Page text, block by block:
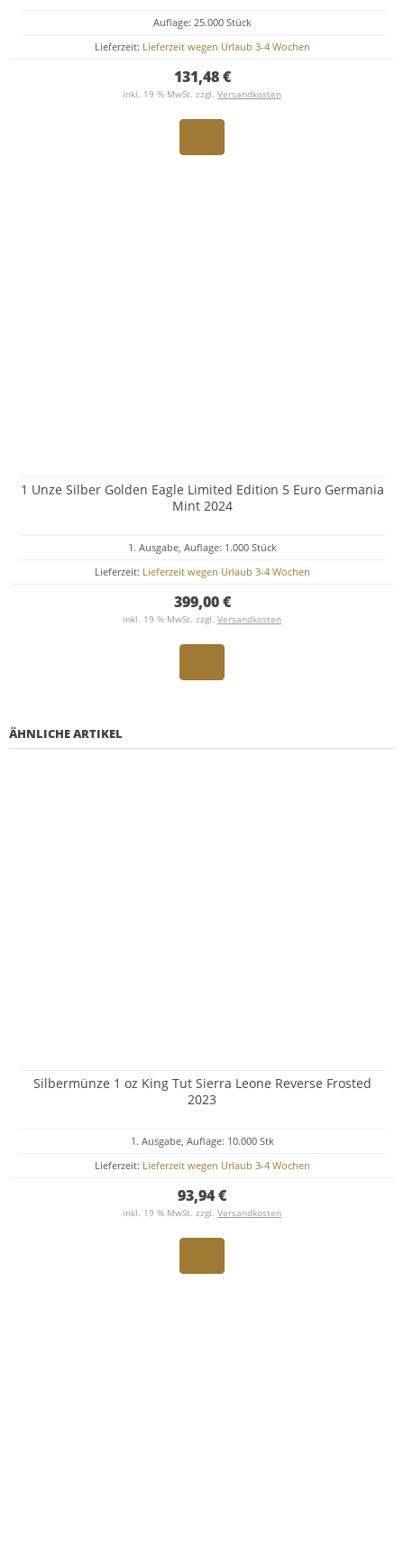
Auflage: 25.000 Stück
Lieferzeit: Lieferzeit wegen Urlaub 3-4 Wochen
131,48 €
inkl. 19 % MwSt. zzgl. Versandkosten
1 Unze Silber Golden Eagle Limited Edition 5 Euro Germania
Mint 2024
1. Ausgabe, Auflage: 1.000 Stück
Lieferzeit: Lieferzeit wegen Urlaub 3-4 Wochen
399,00 €
inkl. 19 % MwSt. zzgl. Versandkosten
ÄHNLICHE ARTIKEL
Silbermünze 1 oz King Tut Sierra Leone Reverse Frosted
2023
1. Ausgabe, Auflage: 10.000 Stk
Lieferzeit: Lieferzeit wegen Urlaub 3-4 Wochen
93,94 €
inkl. 19 % MwSt. zzgl. Versandkosten